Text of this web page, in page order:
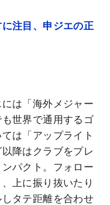
に注目、申ジエの正
は「海外メジャー
世界で通用するゴ
は「アップライト
降はクラブをプレ
パクト。フォロー
上に振り抜いたり
タテ距離を合わせ